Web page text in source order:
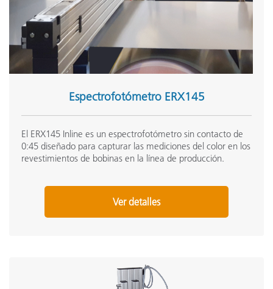
Espectrofotómetro ERX145
El ERX145 Inline es un espectrofotómetro sin contacto de
0:45 diseñado para capturar las mediciones del color en los
revestimientos de bobinas en la línea de producción.
Ver detalles